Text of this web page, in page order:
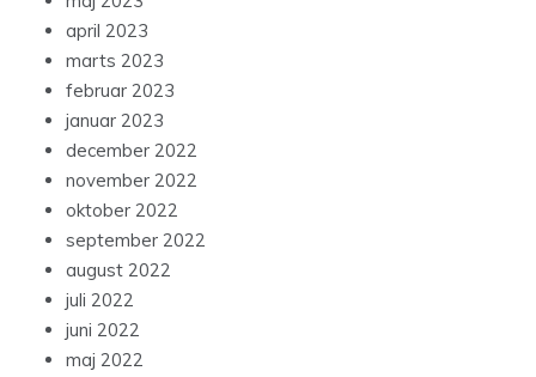
april 2023
marts 2023
februar 2023
januar 2023
december 2022
november 2022
oktober 2022
september 2022
august 2022
juli 2022
juni 2022
maj 2022